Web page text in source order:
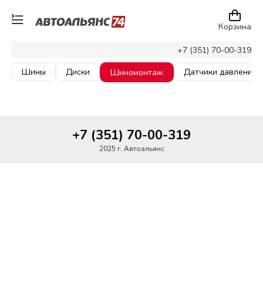
+7 (351) 70-00-319
Корзина
Шины Диски Шиномонтаж Датчики давления
+7 (351) 70-00-319
2025 г. Автоальянс